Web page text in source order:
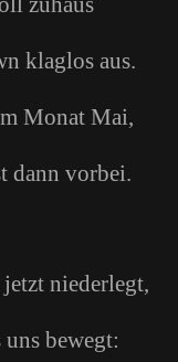
klaglos aus.
Monat Mai,
dann vorbei.
niederlegt,
uns bewegt: